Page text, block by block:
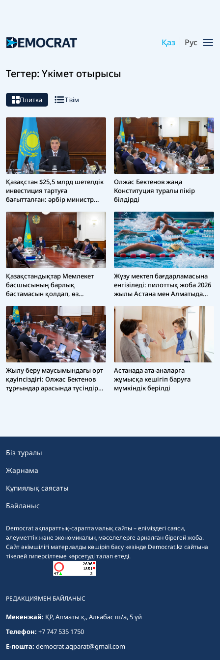
Қаз Рус
Тегтер: Үкімет отырысы
Плитка Тізім
Қазақстан $25,5 млрд шетелдік
инвестиция тартуға
бағытталған: әрбір министр
инвестиция тарту бойынша
нақты индикаторлар қойылған
Олжас Бектенов жаңа
Конституция туралы пікір
білдірді
Қазақстандықтар Мемлекет
басшысының барлық
бастамасын қолдап, өз
отаншылдықтың үлгісін паш
етті – Олжас Бектенов
Жүзу мектеп бағдарламасына
енгізіледі: пилоттық жоба 2026
жылы Астана мен Алматыда
Жылу беру маусымындағы өрт
қауіпсіздігі: Олжас Бектенов
тұрғындар арасында түсіндіру,
Астанада ата-аналарға
жұмысқа кешігіп баруға
мүмкіндік берілді
Democrat ақпараттық-сараптамалық сайты – еліміздегі саяси,
әлеуметтік және экономикалық мәселелерге арналған бірегей жоба.
Сайт әкімшілігі материалды көшіріп басу кезінде Democrat.kz сайтына
тікелей гиперсілтеме көрсетуді талап етеді.
Біз туралы
Жарнама
Құпиялық саясаты
Байланыс
РЕДАКЦИЯМЕН БАЙЛАНЫС
Мекенжай: ҚР, Алматы қ., Алғабас ш/а, 5 үй
Телефон: +7 747 535 1750
E-пошта: democrat.aqparat@gmail.com